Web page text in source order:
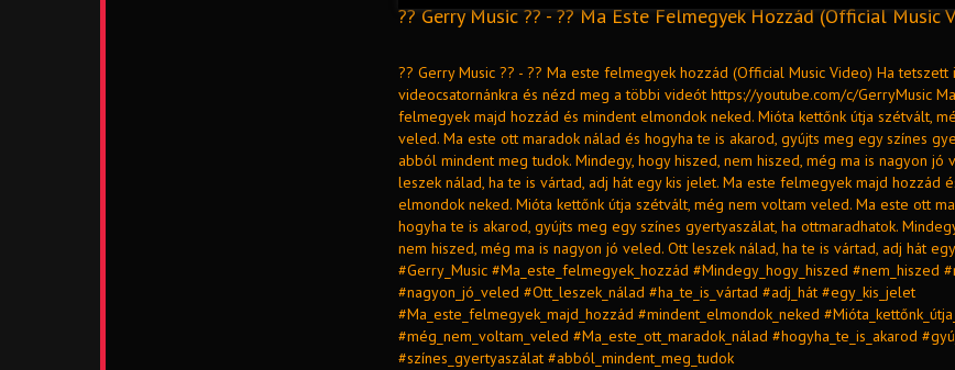
?? Gerry Music ?? - ?? Ma Este Felmegyek Hozzád (Official Music
?? Gerry Music ?? - ?? Ma este felmegyek hozzád (Official Music Video) Ha
videocsatornánkra és nézd meg a többi videót https://youtube.com/c/GerryMusic
felmegyek majd hozzád és mindent elmondok neked. Mióta kettőnk útja szétvált,
veled. Ma este ott maradok nálad és hogyha te is akarod, gyújts meg egy színes
abból mindent meg tudok. Mindegy, hogy hiszed, nem hiszed, még ma is nagyon jó
leszek nálad, ha te is vártad, adj hát egy kis jelet. Ma este felmegyek majd hozzád
elmondok neked. Mióta kettőnk útja szétvált, még nem voltam veled. Ma este ott
hogyha te is akarod, gyújts meg egy színes gyertyaszálat, ha ottmaradhatok.
nem hiszed, még ma is nagyon jó veled. Ott leszek nálad, ha te is vártad, adj hát
#Gerry_Music #Ma_este_felmegyek_hozzád #Mindegy_hogy_hiszed #nem_hiszed
#nagyon_jó_veled #Ott_leszek_nálad #ha_te_is_vártad #adj_hát #egy_kis_jelet
#Ma_este_felmegyek_majd_hozzád #mindent_elmondok_neked
#még_nem_voltam_veled #Ma_este_ott_maradok_nálad #hogyha_te_is_akarod
#színes_gyertyaszálat #abból_mindent_meg_tudok